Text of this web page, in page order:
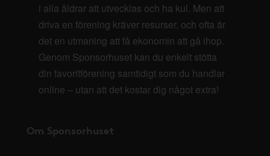
i alla åldrar att utvecklas och ha kul. Men att
driva en förening kräver resurser, och ofta är
det en utmaning att få ekonomin att gå ihop.
Genom Sponsorhuset kan du enkelt stötta
din favoritförening samtidigt som du handlar
online – utan att det kostar dig något extra!
Om Sponsorhuset